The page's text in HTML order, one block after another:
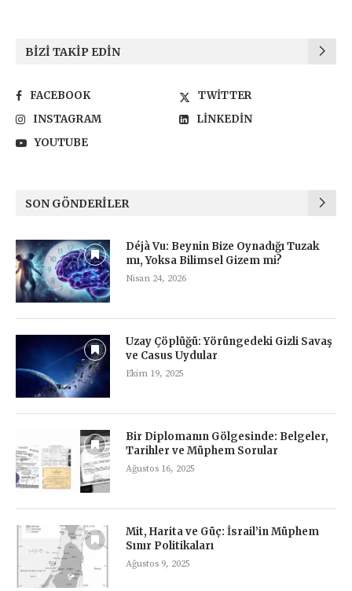
BIZI TAKIP EDIN
FACEBOOK
TWITTER
INSTAGRAM
LINKEDIN
YOUTUBE
SON GÖNDERILER
Déjà Vu: Beynin Bize Oynadığı Tuzak
mı, Yoksa Bilimsel Gizem mi?
Nisan 24, 2026
Uzay Çöplüğü: Yörüngedeki Gizli Savaş
ve Casus Uydular
Ekim 19, 2025
Bir Diplomanın Gölgesinde: Belgeler,
Tarihler ve Müphem Sorular
Ağustos 16, 2025
Mit, Harita ve Güç: İsrail’in Müphem
Sınır Politikaları
Ağustos 9, 2025